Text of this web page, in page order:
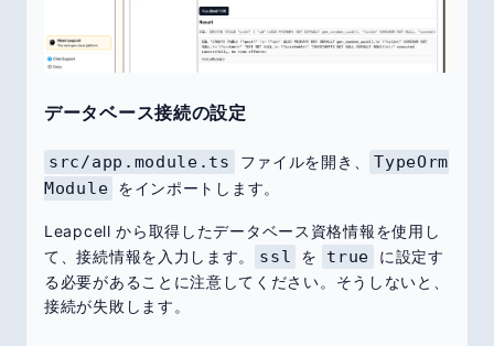
データベース接続の設定
src/app.module.ts ファイルを開き、
TypeOrm
Module をインポートします。
Leapcell から取得したデータベース資格情報を使用し
て、接続情報を入力します。
ssl を true
に設定す
る必要があることに注意してください。そうしないと、
接続が失敗します。